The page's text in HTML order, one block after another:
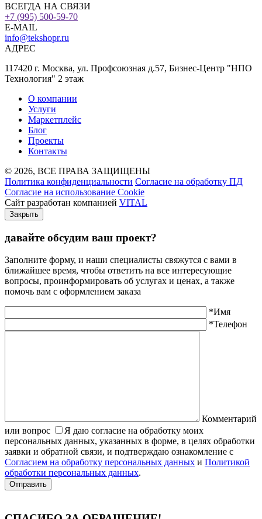
ВСЕГДА НА СВЯЗИ
+7 (995) 500-59-70
E-MAIL
info@tekshopr.ru
АДРЕС
117420 г. Москва, ул. Профсоюзная д.57, Бизнес-Центр "НПО
Технология" 2 этаж
О компании
Услуги
Маркетплейс
Блог
Проекты
Контакты
© 2026, ВСЕ ПРАВА ЗАЩИЩЕНЫ
Политика конфиденциальности Согласие на обработку ПД
Согласие на использование Cookie
Сайт разработан компанией VITAL
Закрыть
давайте обсудим ваш проект?
Заполните форму, и наши специалисты свяжутся с вами в
ближайшее время, чтобы ответить на все интересующие
вопросы, проинформировать об услугах и ценах, а также
помочь вам с оформлением заказа
*Имя
*Телефон
Комментарий
или вопрос
Я даю согласие на обработку моих
персональных данных, указанных в форме, в целях обработки
заявки и обратной связи, и подтверждаю ознакомление с
Согласием на обработку персональных данных и Политикой
обработки персональных данных.
Отправить